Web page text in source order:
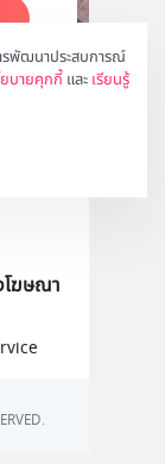
รพัฒนาประสบการณ์
บายคุกกี้ และ เรียนรู้
ฆษณา